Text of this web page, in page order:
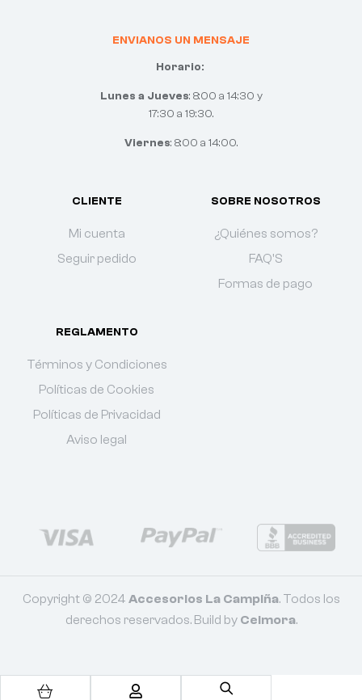
ENVIANOS UN MENSAJE
Horario:
Lunes a Jueves: 8:00 a 14:30 y
17:30 a 19:30.
Viernes: 8:00 a 14:00.
CLIENTE
Mi cuenta
Seguir pedido
SOBRE NOSOTROS
¿Quiénes somos?
FAQ'S
Formas de pago
REGLAMENTO
Términos y Condiciones
Políticas de Cookies
Políticas de Privacidad
Aviso legal
Copyright © 2024 Accesorios La Campiña. Todos los
derechos reservados. Build byCelmora.